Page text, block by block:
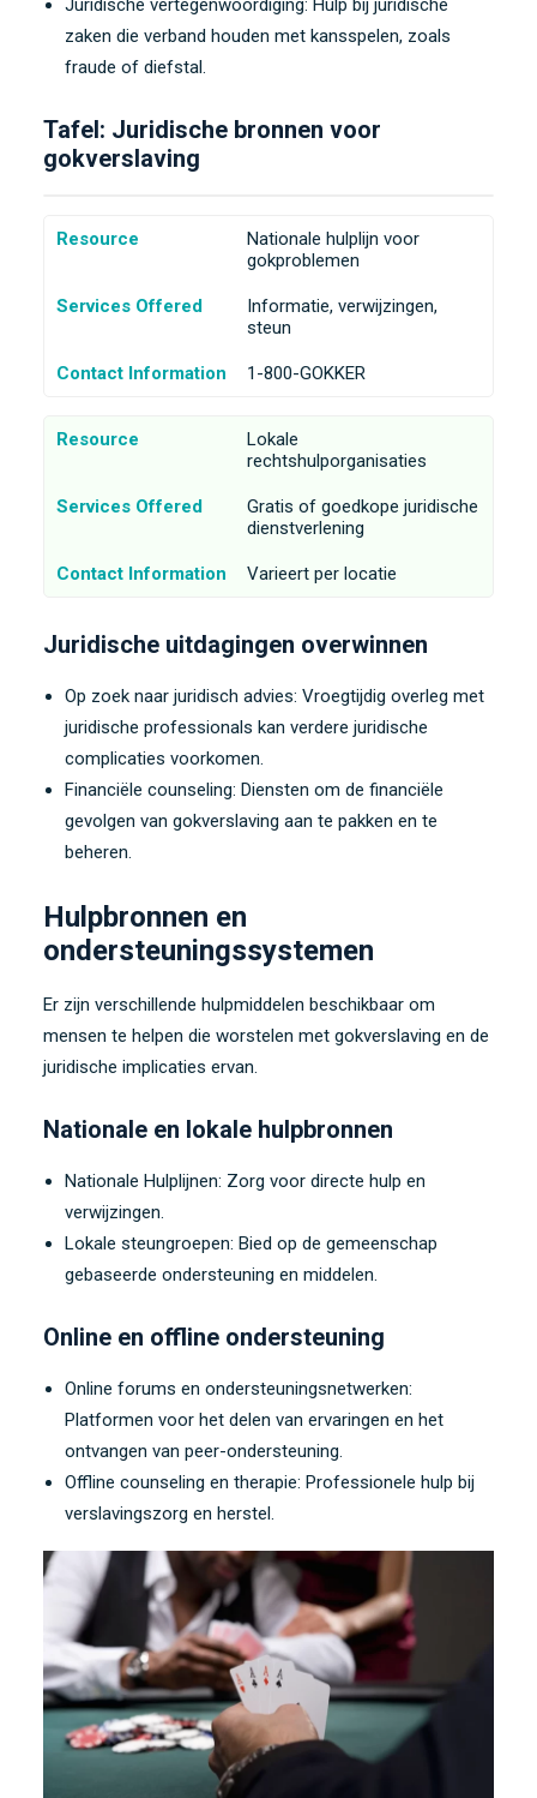
Juridische vertegenwoordiging: Hulp bij juridische
zaken die verband houden met kansspelen, zoals
fraude of diefstal.
Tafel: Juridische bronnen voor
gokverslaving
Resource
Nationale hulplijn voor
gokproblemen
Services Offered
Informatie, verwijzingen,
steun
Contact Information 1-800-GOKKER
Resource
Lokale
rechtshulporganisaties
Services Offered
Gratis of goedkope juridische
dienstverlening
Contact Information Varieert per locatie
Juridische uitdagingen overwinnen
Op zoek naar juridisch advies: Vroegtijdig overleg met
juridische professionals kan verdere juridische
complicaties voorkomen.
Financiële counseling: Diensten om de financiële
gevolgen van gokverslaving aan te pakken en te
beheren.
Hulpbronnen en
ondersteuningssystemen
Er zijn verschillende hulpmiddelen beschikbaar om
mensen te helpen die worstelen met gokverslaving en de
juridische implicaties ervan.
Nationale en lokale hulpbronnen
Nationale Hulplijnen: Zorg voor directe hulp en
verwijzingen.
Lokale steungroepen: Bied op de gemeenschap
gebaseerde ondersteuning en middelen.
Online en offline ondersteuning
Online forums en ondersteuningsnetwerken:
Platformen voor het delen van ervaringen en het
ontvangen van peer-ondersteuning.
Offline counseling en therapie: Professionele hulp bij
verslavingszorg en herstel.